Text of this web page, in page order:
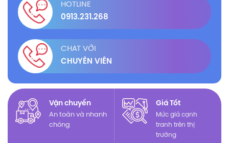
HOTLINE
0913.231.268
CHAT VỚI
CHUYÊN VIÊN
Vận chuyển
An toàn và nhanh
chóng
Giá Tốt
Mức giá cạnh
tranh trên thị
trường